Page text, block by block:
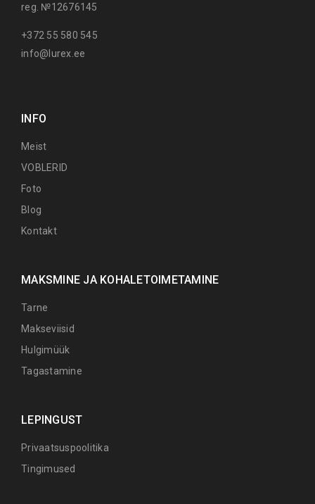
reg. №12676145
+372 55 580 545
info@lurex.ee
INFO
Meist
VOBLERID
Foto
Blog
Kontakt
MAKSMINE JA KOHALETOIMETAMINE
Tarne
Makseviisid
Hulgimüük
Tagastamine
LEPINGUST
Privaatsuspoolitika
Tingimused